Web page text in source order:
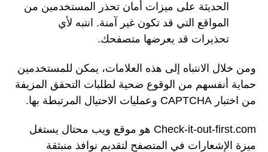
الحديثة على ميزات أمان تحذر المستخدمين من
المواقع التي قد تكون غير آمنة. انتبه لأي
تحذيرات قد يعرضها متصفحك.
ومن خلال الانتباه إلى هذه العلامات، يمكن للمستخدمين
حماية أنفسهم من الوقوع ضحية لطلبات التحقق المزيفة
من اختبار CAPTCHA وعمليات الاحتيال المرتبطة بها.
Check-it-out-first.com هو موقع ويب محتال يستغل
ميزة الإشعارات في المتصفح لتقديم نوافذ منبثقة